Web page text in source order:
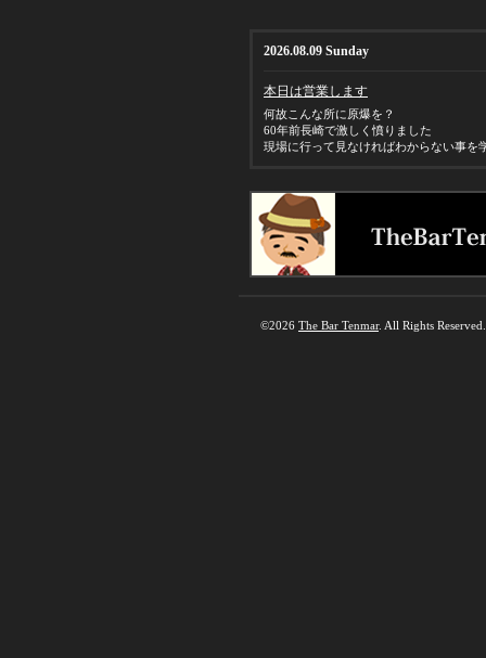
2026.08.09 Sunday
本日は営業します
何故こんな所に原爆を？
60年前長崎で激しく憤りました
現場に行って見なければわからない事を
©2026 The Bar Tenmar. All Rights Reserved.